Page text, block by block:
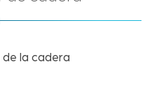
de la cadera